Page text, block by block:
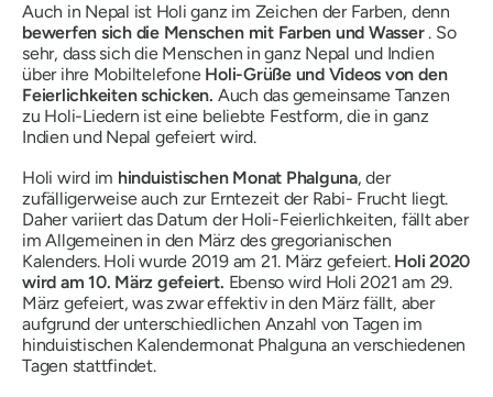
Auch in Nepal ist Holi ganz im Zeichen der Farben, denn
bewerfen sich die Menschen mit Farben und Wasser. So
sehr, dass sich die Menschen in ganz Nepal und Indien
über ihre Mobiltelefone Holi-Grüße und Videos von den
Feierlichkeiten schicken. Auch das gemeinsame Tanzen
zu Holi-Liedern ist eine beliebte Festform, die in ganz
Indien und Nepal gefeiert wird.
Holi wird im hinduistischen Monat Phalguna, der
zufälligerweise auch zur Erntezeit der Rabi- Frucht liegt.
Daher variiert das Datum der Holi-Feierlichkeiten, fällt aber
im Allgemeinen in den März des gregorianischen
Kalenders. Holi wurde 2019 am 21. März gefeiert. Holi 2020
wird am 10. März gefeiert. Ebenso wird Holi 2021 am 29.
März gefeiert, was zwar effektiv in den März fällt, aber
aufgrund der unterschiedlichen Anzahl von Tagen im
hinduistischen Kalendermonat Phalguna an verschiedenen
Tagen stattfindet.